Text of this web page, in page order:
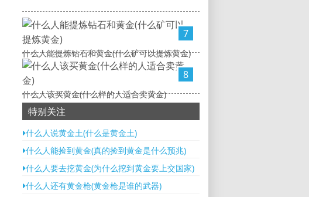
7
什么人能提炼钻石和黄金(什么矿可以提炼黄金)
8
什么人该买黄金(什么样的人适合卖黄金)
特别关注
什么人说黄金土(什么是黄金土)
什么人能捡到黄金(真的捡到黄金是什么预兆)
什么人要去挖黄金(为什么挖到黄金要上交国家)
什么人还有黄金枪(黄金枪是谁的武器)